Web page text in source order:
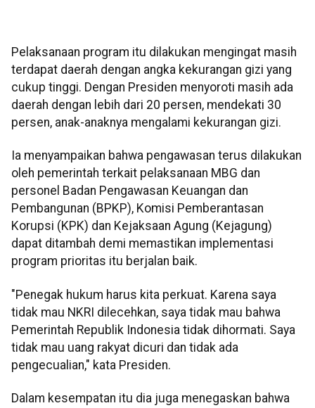
Pelaksanaan program itu dilakukan mengingat masih
terdapat daerah dengan angka kekurangan gizi yang
cukup tinggi. Dengan Presiden menyoroti masih ada
daerah dengan lebih dari 20 persen, mendekati 30
persen, anak-anaknya mengalami kekurangan gizi.
Ia menyampaikan bahwa pengawasan terus dilakukan
oleh pemerintah terkait pelaksanaan MBG dan
personel Badan Pengawasan Keuangan dan
Pembangunan (BPKP), Komisi Pemberantasan
Korupsi (KPK) dan Kejaksaan Agung (Kejagung)
dapat ditambah demi memastikan implementasi
program prioritas itu berjalan baik.
"Penegak hukum harus kita perkuat. Karena saya
tidak mau NKRI dilecehkan, saya tidak mau bahwa
Pemerintah Republik Indonesia tidak dihormati. Saya
tidak mau uang rakyat dicuri dan tidak ada
pengecualian," kata Presiden.
Dalam kesempatan itu dia juga menegaskan bahwa